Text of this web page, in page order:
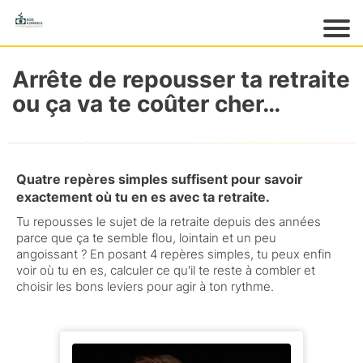
Acc
ueil
M
o
es
gr
Arrête de repousser ta retraite
ou ça va te coûter cher…
Quatre repères simples suffisent pour savoir
exactement où tu en es avec ta retraite.
Tu repousses le sujet de la retraite depuis des années
parce que ça te semble flou, lointain et un peu
angoissant ? En posant 4 repères simples, tu peux enfin
voir où tu en es, calculer ce qu'il te reste à combler et
choisir les bons leviers pour agir à ton rythme.